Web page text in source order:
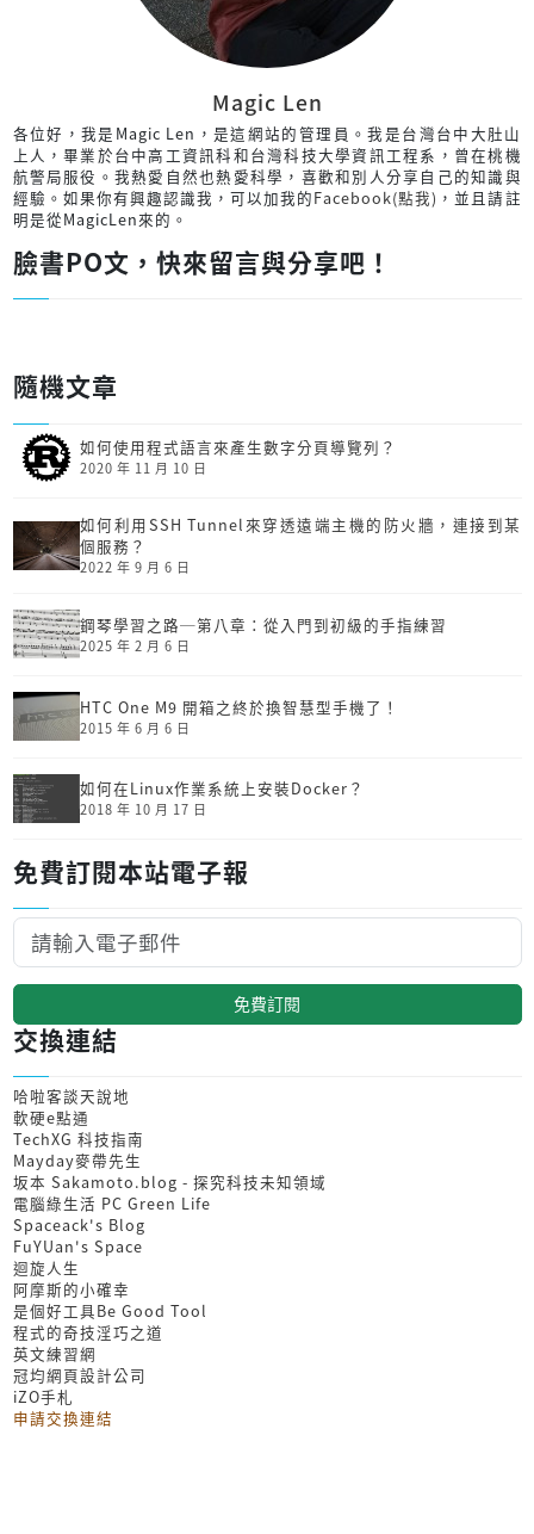
Magic Len
各位好，我是Magic Len，是這網站的管理員。我是台灣台中大肚山
上人，畢業於台中高工資訊科和台灣科技大學資訊工程系，曾在桃機
航警局服役。我熱愛自然也熱愛科學，喜歡和別人分享自己的知識與
經驗。如果你有興趣認識我，可以加我的Facebook(點我) ，並且請註
明是從MagicLen來的。
臉書PO文，快來留言與分享吧！
隨機文章
如何使用程式語言來產生數字分頁導覽列？
2020 年 11 月 10 日
如何利用SSH Tunnel來穿透遠端主機的防火牆，連接到某
個服務？
2022 年 9 月 6 日
鋼琴學習之路─第八章：從入門到初級的手指練習
2025 年 2 月 6 日
HTC One M9 開箱之終於換智慧型手機了！
2015 年 6 月 6 日
如何在Linux作業系統上安裝Docker？
2018 年 10 月 17 日
免費訂閱本站電子報
免費訂閱
交換連結
哈啦客談天說地
軟硬e點通
TechXG 科技指南
Mayday麥帶先生
坂本 Sakamoto.blog - 探究科技未知領域
電腦綠生活 PC Green Life
Spaceack's Blog
FuYUan's Space
迴旋人生
阿摩斯的小確幸
是個好工具Be Good Tool
程式的奇技淫巧之道
英文練習網
冠均網頁設計公司
iZO手札
申請交換連結